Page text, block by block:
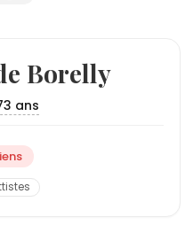
Borelly
ans